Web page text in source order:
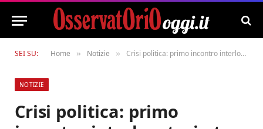
SEI SU: Home » Notizie » Crisi politica: primo incontro interlocutorio tra dissidenti e Amministrazione
NOTIZIE
Crisi politica: primo